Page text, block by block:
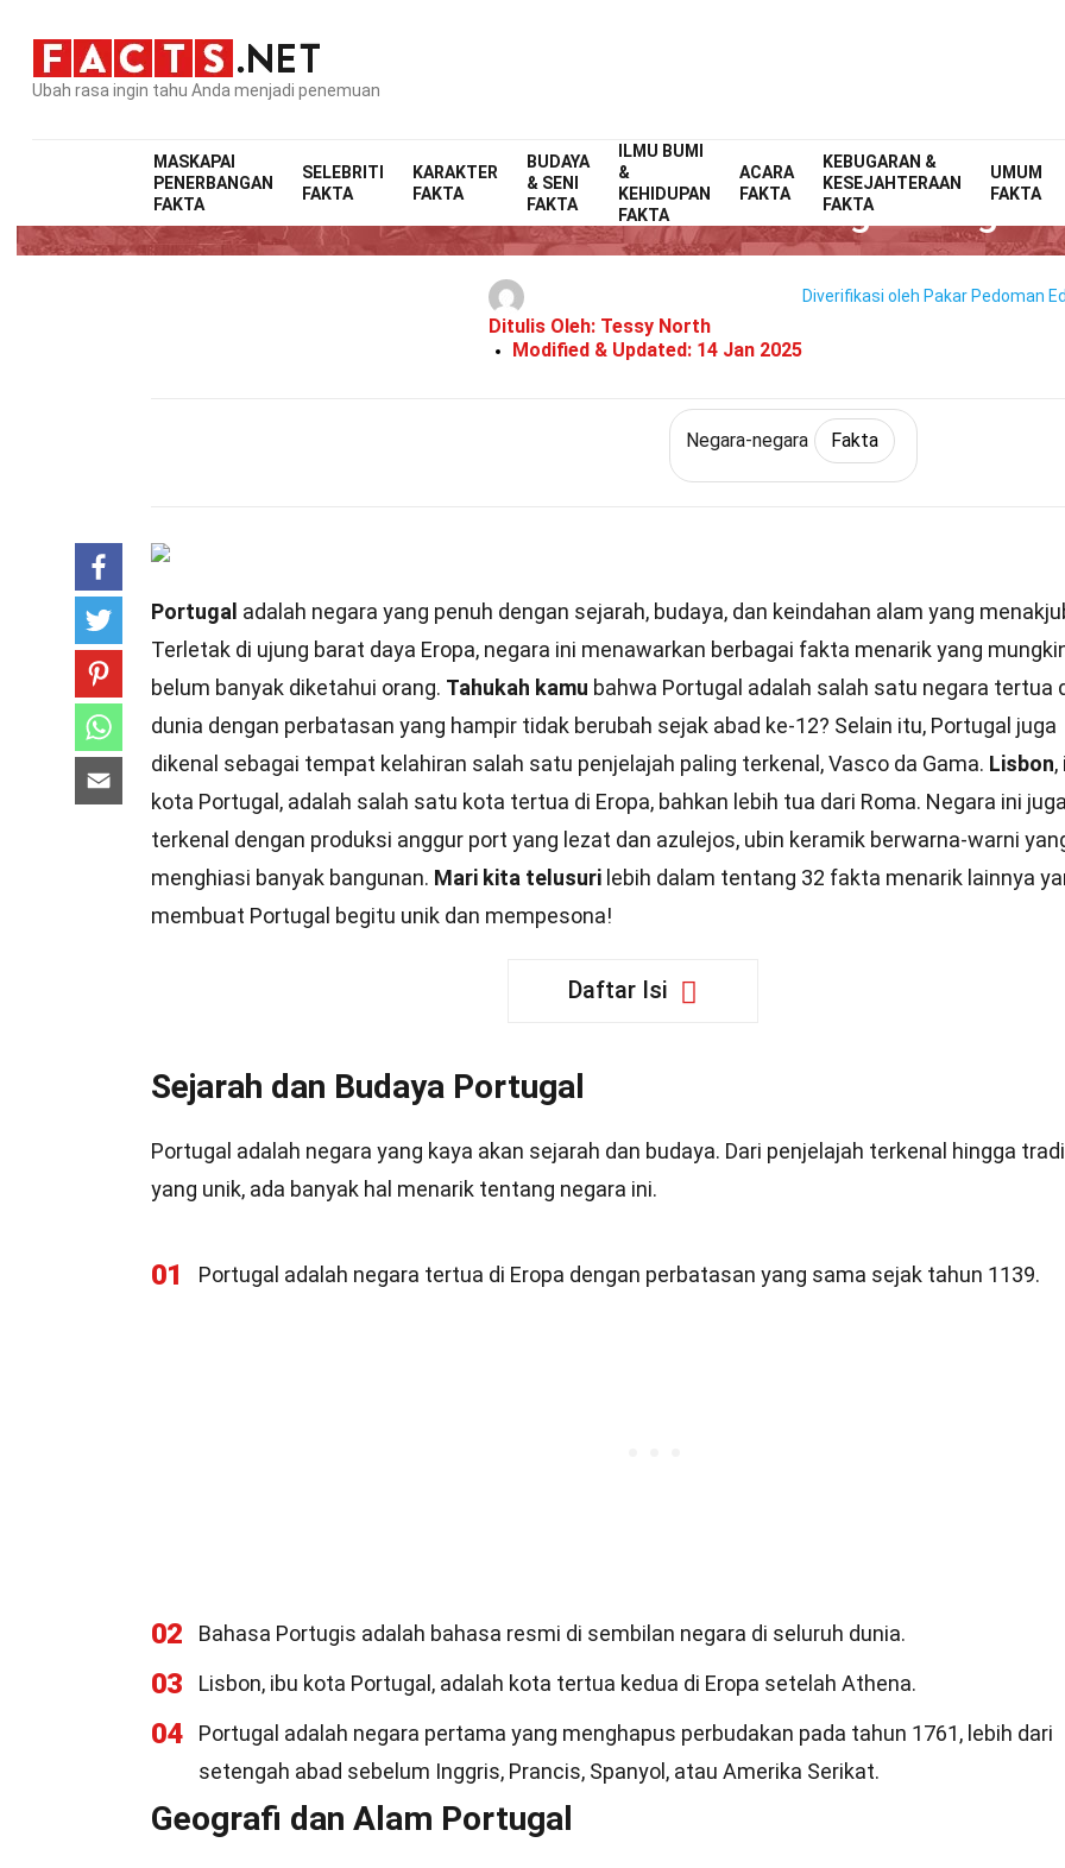
Ubah rasa ingin tahu Anda menjadi penemuan
MASKAPAI
PENERBANGAN
FAKTA
SELEBRITI
FAKTA
KARAKTER
FAKTA
BUDAYA
& SENI
FAKTA
ILMU BUMI
&
KEHIDUPAN
FAKTA
ACARA
FAKTA
KEBUGARAN &
KESEJAHTERAAN
FAKTA
UMUM
FAKTA
Home Dunia Fakta Negara-negaraFakta
32 Fakta Tentang Portugal
Ditulis Oleh: Tessy North
Modified & Updated: 14 Jan 2025
Diverifikasi oleh Pakar Pedoman
Negara-negara Fakta
Portugal adalah negara yang penuh dengan sejarah, budaya, dan keindahan alam yang
Terletak di ujung barat daya Eropa, negara ini menawarkan berbagai fakta menarik yang
belum banyak diketahui orang. Tahukah kamu bahwa Portugal adalah salah satu negara tertua
dunia dengan perbatasan yang hampir tidak berubah sejak abad ke-12? Selain itu, Portugal juga
dikenal sebagai tempat kelahiran salah satu penjelajah paling terkenal, Vasco da Gama. Lisbon,
kota Portugal, adalah salah satu kota tertua di Eropa, bahkan lebih tua dari Roma. Negara ini
terkenal dengan produksi anggur port yang lezat dan azulejos, ubin keramik berwarna-warni
menghiasi banyak bangunan. Mari kita telusuri lebih dalam tentang 32 fakta menarik lainnya
membuat Portugal begitu unik dan mempesona!
Daftar Isi
Sejarah dan Budaya Portugal
Portugal adalah negara yang kaya akan sejarah dan budaya. Dari penjelajah terkenal hingga
yang unik, ada banyak hal menarik tentang negara ini.
01 Portugal adalah negara tertua di Eropa dengan perbatasan yang sama sejak tahun 1139.
02 Bahasa Portugis adalah bahasa resmi di sembilan negara di seluruh dunia.
03 Lisbon, ibu kota Portugal, adalah kota tertua kedua di Eropa setelah Athena.
04
Portugal adalah negara pertama yang menghapus perbudakan pada tahun 1761, lebih dari
setengah abad sebelum Inggris, Prancis, Spanyol, atau Amerika Serikat.
Geografi dan Alam Portugal